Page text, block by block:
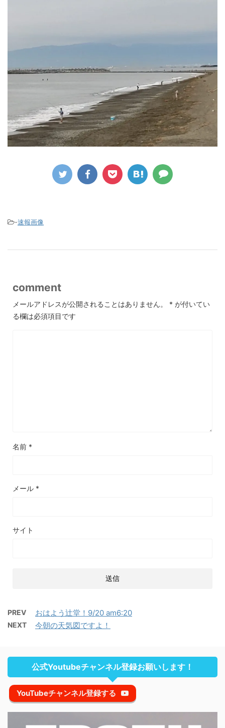
-速報画像
comment
メールアドレスが公開されることはありません。 * が付いてい
る欄は必須項目です
名前 *
メール *
サイト
PREV おはよう辻堂！9/20 am6:20
NEXT 今朝の天気図ですよ！
公式Youtubeチャンネル登録お願いします！
YouTubeチャンネル登録する